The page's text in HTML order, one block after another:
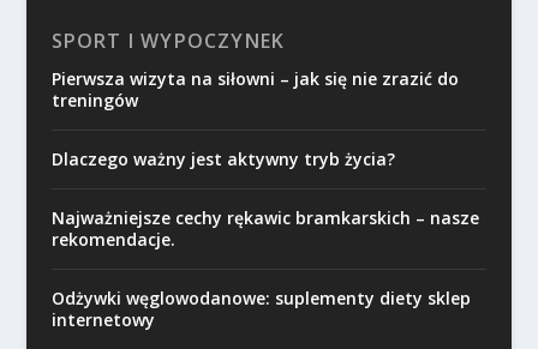
SPORT I WYPOCZYNEK
Pierwsza wizyta na siłowni – jak się nie zrazić do
treningów
Dlaczego ważny jest aktywny tryb życia?
Najważniejsze cechy rękawic bramkarskich – nasze
rekomendacje.
Odżywki węglowodanowe: suplementy diety sklep
internetowy